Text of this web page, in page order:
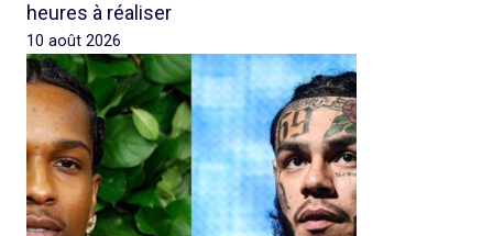
heures à réaliser
10 août 2026